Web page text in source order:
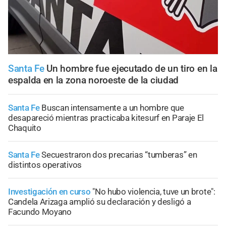
Santa Fe Un hombre fue ejecutado de un tiro en la
espalda en la zona noroeste de la ciudad
Santa Fe Buscan intensamente a un hombre que
desapareció mientras practicaba kitesurf en Paraje El
Chaquito
Santa FeSecuestraron dos precarias “tumberas” en
distintos operativos
Investigación en curso "No hubo violencia, tuve un brote":
Candela Arizaga amplió su declaración y desligó a
Facundo Moyano